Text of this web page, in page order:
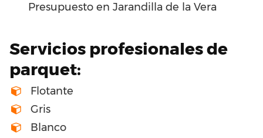
Presupuesto en Jarandilla de la Vera
Servicios profesionales de
parquet:
Flotante
Gris
Blanco